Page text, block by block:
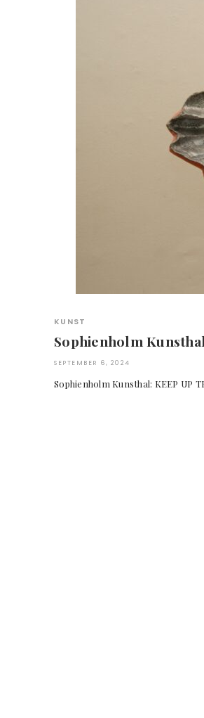
KUNST
Sophienholm
SEPTEMBER 6, 2024
Sophienholm Kunsthal: KEEP